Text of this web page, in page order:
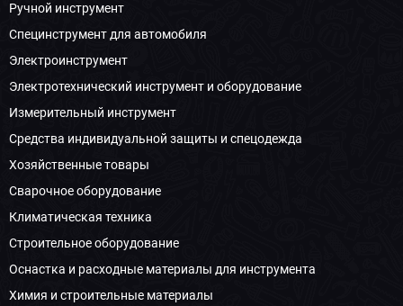
Ручной инструмент
Специнструмент для автомобиля
Электроинструмент
Электротехнический инструмент и оборудование
Измерительный инструмент
Средства индивидуальной защиты и спецодежда
Хозяйственные товары
Сварочное оборудование
Климатическая техника
Строительное оборудование
Оснастка и расходные материалы для инструмента
Химия и строительные материалы